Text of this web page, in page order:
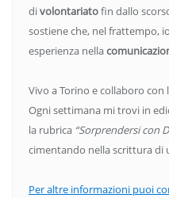
divolontariatofin dallo
sostiene che, nel frattempo,
esperienza nella
Vivo a Torino e collaboro
Ogni settimana mi trovi in
la rubrica “Sorprendersi con
cimentando nella scrittura di
Per altre informazioni puoi